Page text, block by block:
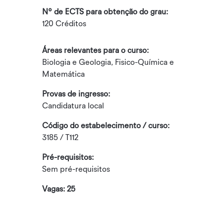
Nº de ECTS para obtenção do grau:
120 Créditos
Áreas relevantes para o curso:
Biologia e Geologia, Fisico-Química e
Matemática
Provas de ingresso:
Candidatura local
Código do estabelecimento / curso:
3185 / T112
Pré-requisitos:
Sem pré-requisitos
Vagas: 25